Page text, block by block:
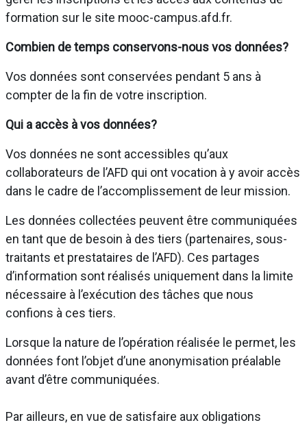
formation sur le site mooc-campus.afd.fr.
Combien de temps conservons-nous vos données?
Vos données sont conservées pendant 5 ans à
compter de la fin de votre inscription.
Qui a accès à vos données?
Vos données ne sont accessibles qu’aux
collaborateurs de l’AFD qui ont vocation à y avoir accès
dans le cadre de l’accomplissement de leur mission.
Les données collectées peuvent être communiquées
en tant que de besoin à des tiers (partenaires, sous-
traitants et prestataires de l’AFD). Ces partages
d’information sont réalisés uniquement dans la limite
nécessaire à l’exécution des tâches que nous
confions à ces tiers.
Lorsque la nature de l’opération réalisée le permet, les
données font l’objet d’une anonymisation préalable
avant d’être communiquées.
Par ailleurs, en vue de satisfaire aux obligations